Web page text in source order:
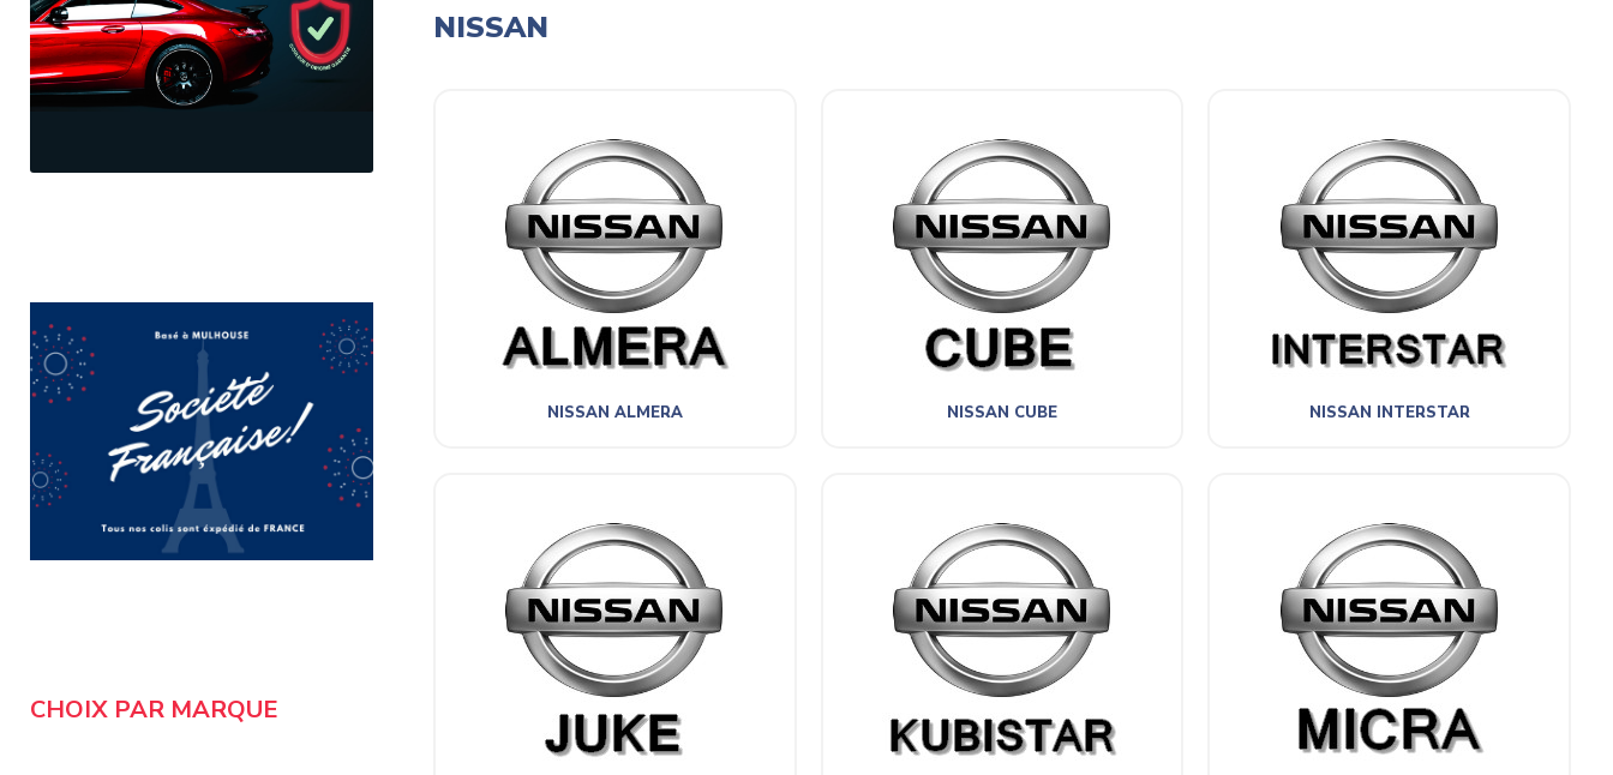
CHOIX PAR MARQUE
NISSAN ALMERA NISSAN CUBE NISSAN INTERSTAR
NISSAN